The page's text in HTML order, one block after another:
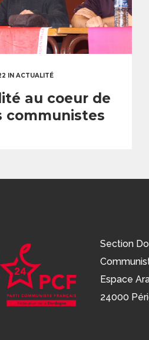
IN ACTUALITÉ
au coeur de
communistes
Section
Espace
24000